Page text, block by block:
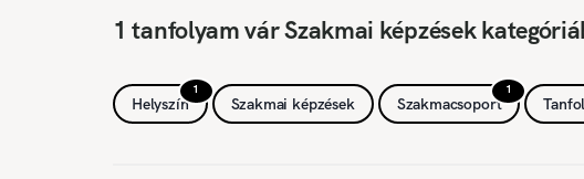
1 tanfolyam vár Szakmai képzések
1
Helyszín Szakmai képzések
1
Szakmacsoport